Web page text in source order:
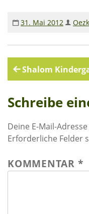
Kontakt I Infos zum
Ausbildung in
Aktuelles
Presse
31. Mai 2012
Shalom
Schreibe
Deine E-Mail-
Erforderliche Felder
KOMMENTAR *